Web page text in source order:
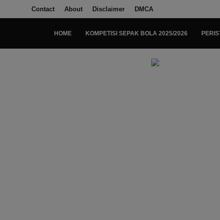
Contact About Disclaimer DMCA
HOME KOMPETISI SEPAK BOLA 2025/2026